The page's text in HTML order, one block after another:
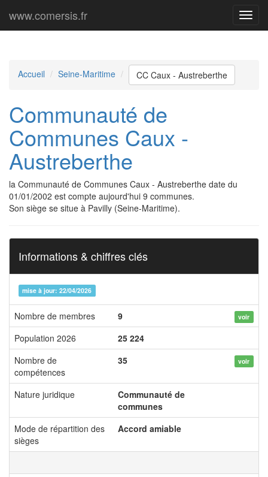
Menu
www.comersis.fr
Accueil Seine-Maritime CC Caux - Austreberthe
Communauté de
Communes Caux -
Austreberthe
la Communauté de Communes Caux - Austreberthe date du
01/01/2002 est compte aujourd'hui 9 communes.
Son siège se situe à Pavilly (Seine-Maritime).
Informations & chiffres clés
mise à jour: 22/04/2026
Nombre de membres 9 voir
Population 2026
25 224
Nombre de
compétences
35 voir
Nature juridique
Communauté de
communes
Mode de répartition des
sièges
Accord amiable